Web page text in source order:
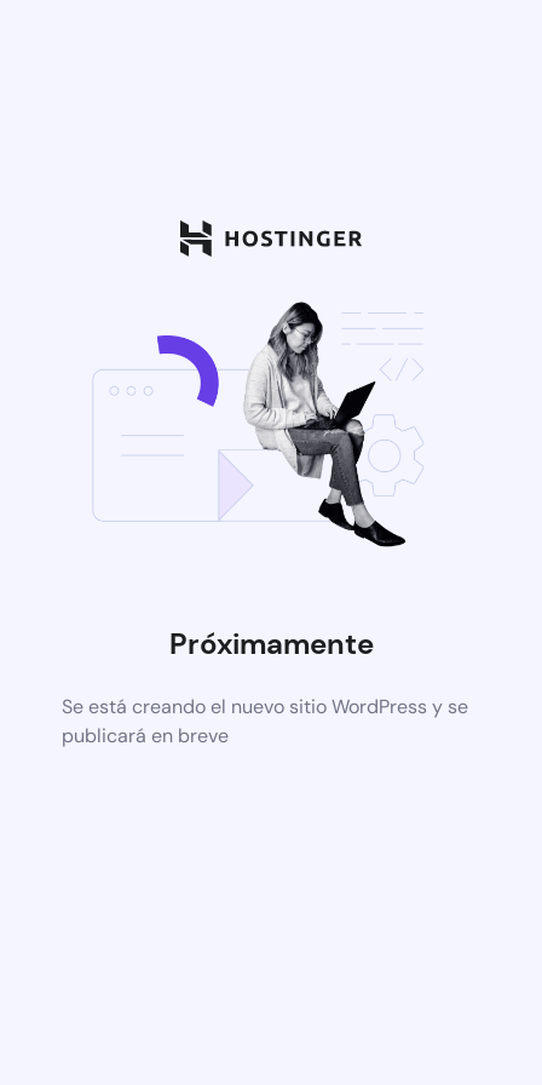
Próximamente
Se está creando el nuevo sitio WordPress y se
publicará en breve